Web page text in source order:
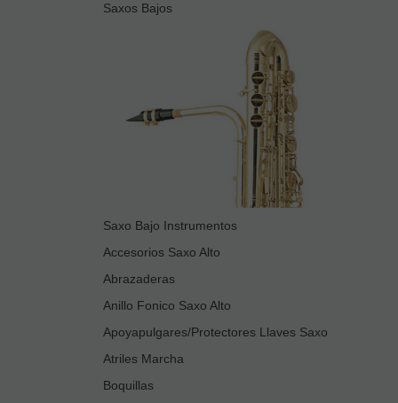
Saxos Bajos
Saxo Bajo Instrumentos
Accesorios Saxo Alto
Abrazaderas
Anillo Fonico Saxo Alto
Apoyapulgares/Protectores Llaves Saxo
Atriles Marcha
Boquillas